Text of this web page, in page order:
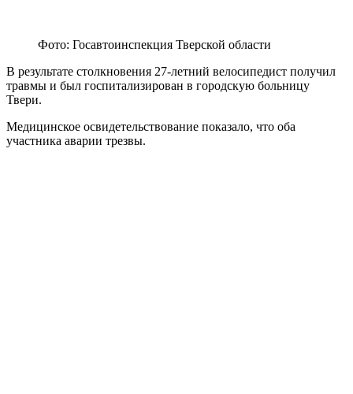
Фото: Госавтоинспекция Тверской области
В результате столкновения 27-летний велосипедист получил
травмы и был госпитализирован в городскую больницу
Твери.
Медицинское освидетельствование показало, что оба
участника аварии трезвы.